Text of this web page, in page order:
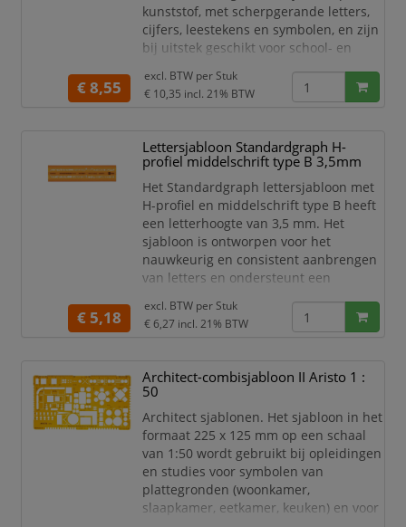
mechanische potloden 0,7mm.
kunststof, met scherpgerande letters,
cijfers, leestekens en symbolen, en zijn
bij uitstek geschikt voor school- en
sjabloon type B in het formaat 180 x 40
mm, voorzien van randstroken en
inktpennen en voldoet aan de normen
ISO 3098/1 en DIN 6776 en aan de
normen voor
€ 8,55
excl. BTW per Stuk
€ 10,35 incl. 21% BTW
Lettersjabloon Standardgraph H-
profiel middelschrift type B 3,5mm
Het Standardgraph lettersjabloon met
H-profiel en middelschrift type B heeft
een letterhoogte van 3,5 mm. Het
sjabloon is ontworpen voor het
nauwkeurig en consistent aanbrengen
van letters en ondersteunt een
tekenwerk, markeringen en andere
toepassingen waarbij een verzorgde
deel uit van het Standardgraph
assortiment voor teken- en
Lettersjabloon
H-profiel
Middelsc
€ 5,18
excl. BTW per Stuk
€ 6,27 incl. 21% BTW
Architect-combisjabloon II Aristo 1 :
50
Architect sjablonen. Het sjabloon in het
formaat 225 x 125 mm op een schaal
van 1:50 wordt gebruikt bij opleidingen
en studies voor symbolen van
plattegronden (woonkamer,
slaapkamer, eetkamer, keuken) en voor